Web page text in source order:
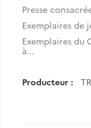
Presse
Exemplaires de
Exemplaires du
à...
Producteur :